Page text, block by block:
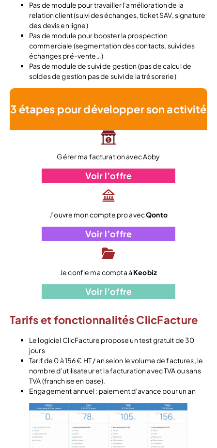
Pas de module pour travailler l’amélioration de la
relation client (suivi des échanges, ticket SAV, signature
des devis en ligne)
Pas de module pour booster la prospection
commerciale (segmentation des contacts, suivi des
échanges pré-vente…)
Pas de module de suivi de gestion (pas de calcul de
soldes de gestion pas de suivi de la trésorerie)
3 étapes pour développer son activité
Gérer ma facturation avec Abby
Voir l’offre
J’ouvre mon compte pro avecQonto
Voir l’offre
Je confie ma compta à Keobiz
Voir l’offre
Tarifs et fonctionnalités ClicFacture
Le logiciel ClicFacture propose un test gratuit de 30
jours
Tarif de 0 à 156 € HT / an selon le volume de factures, le
nombre d’utilisateur et la facturation avec TVA ou sans
TVA (franchise en base).
Engagement annuel : paiement d’avance pour un an